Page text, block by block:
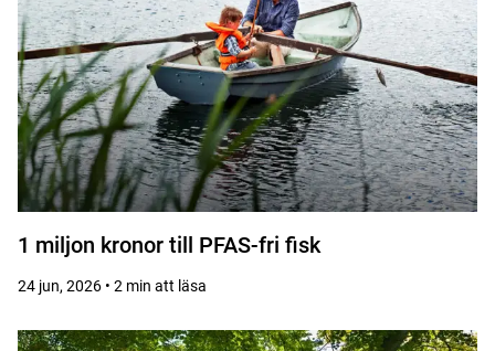
1 miljon kronor till PFAS-fri fisk
24 jun, 2026 • 2 min att läsa